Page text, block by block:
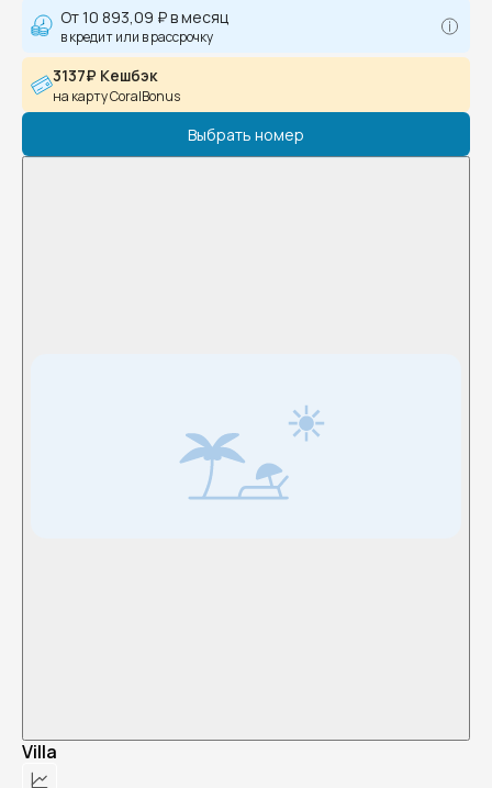
От10 893,09 ₽в месяц
в кредит или в рассрочку
3137₽ Кешбэк
на карту CoralBonus
Выбрать номер
Villa